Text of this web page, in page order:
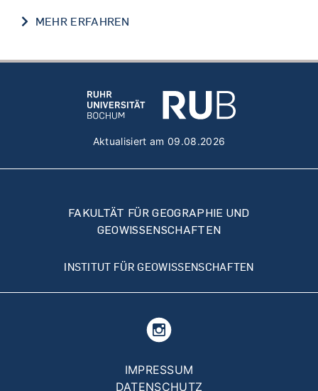
MEHR ERFAHREN
Aktualisiert am 09.08.2026
FAKULTÄT FÜR GEOGRAPHIE UND
GEOWISSENSCHAFTEN
INSTITUT FÜR GEOWISSENSCHAFTEN
IMPRESSUM
DATENSCHUTZ